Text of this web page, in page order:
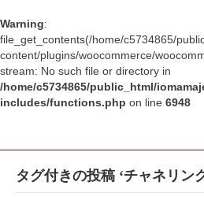
Warning:
file_get_contents(/home/c5734865/
content/plugins/woocommerce/
stream: No such file or directory in
/home/c5734865/public_html/
includes/functions.php on line 6948
タグ付きの投稿 ‘チャネリン